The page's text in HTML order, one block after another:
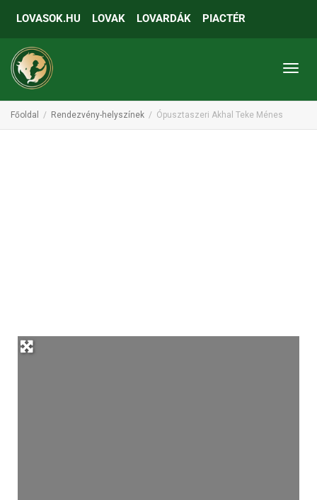
LOVASOK.HU LOVAK LOVARDÁK PIACTÉR
Főoldal Rendezvény-helyszínek Ópusztaszeri Akhal Teke Ménes